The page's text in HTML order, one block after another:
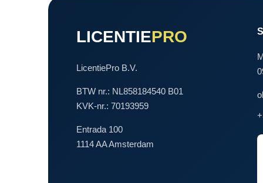
LICENTIEPRO
LicentiePro B.V.
BTW nr.: NL858184540 B01
KVK-nr.: 70193959
Entrada 100
1114 AA Amsterdam